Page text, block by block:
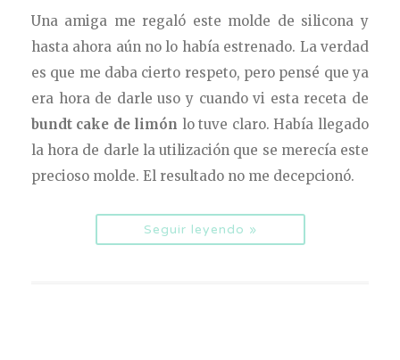
Una amiga me regaló este molde de silicona y
hasta ahora aún no lo había estrenado. La verdad
es que me daba cierto respeto, pero pensé que ya
era hora de darle uso y cuando vi esta receta de
bundt cake de limón lo tuve claro. Había llegado
la hora de darle la utilización que se merecía este
precioso molde. El resultado no me decepcionó.
Seguir leyendo »